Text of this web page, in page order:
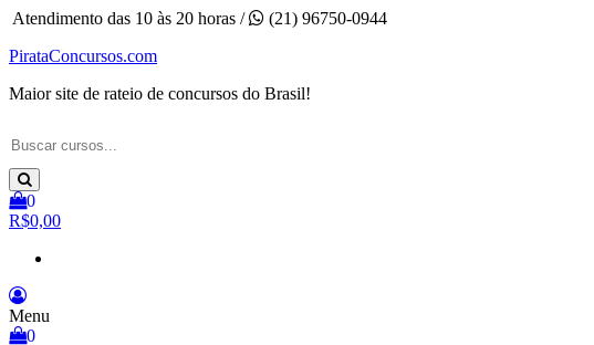
Pular
o
Atendimento das 10 às 20 horas /
(21) 96750-0944
PirataConcursos.com
Maior site de rateio de concursos do Brasil!
0
R$0,00
Menu
0